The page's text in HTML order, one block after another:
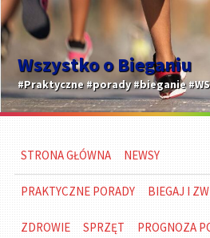
Wszystko o Bieganiu
#Praktyczne #porady #bieganie
STRONA GŁÓWNA NEWSY
PRAKTYCZNE PORADY BIEGAJ I
ZDROWIE SPRZĘT PROGNOZA